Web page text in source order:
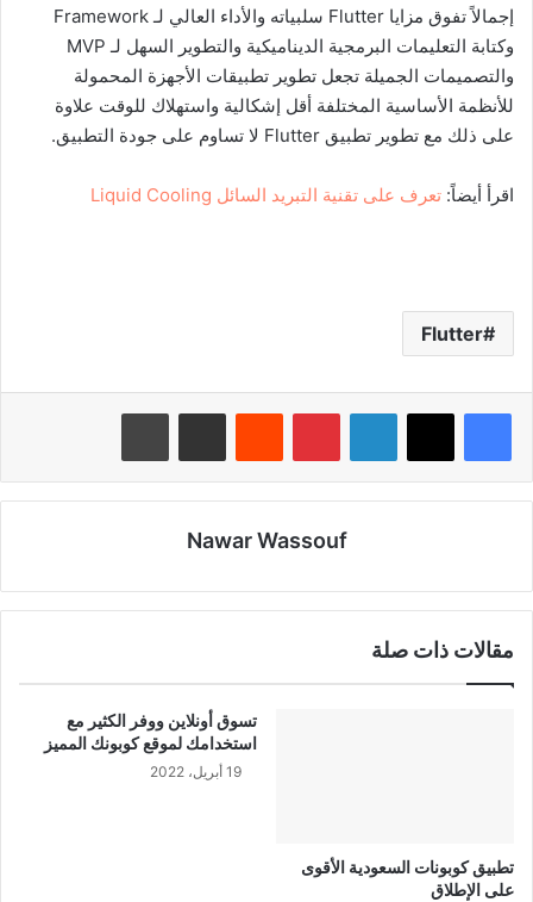
إجمالاً تفوق مزايا Flutter سلبياته والأداء العالي لـ Framework
وكتابة التعليمات البرمجية الديناميكية والتطوير السهل لـ MVP
والتصميمات الجميلة تجعل تطوير تطبيقات الأجهزة المحمولة
للأنظمة الأساسية المختلفة أقل إشكالية واستهلاك للوقت علاوة
على ذلك مع تطوير تطبيق Flutter لا تساوم على جودة التطبيق.
اقرأ أيضاً: تعرف على تقنية التبريد السائل Liquid Cooling
Flutter
لينكدإن بينتيريست
Nawar Wassouf
مقالات ذات صلة
تطبيق كوبونات السعودية الأقوى
على الإطلاق
تسوق أونلاين ووفر الكثير مع
استخدامك لموقع كوبونك المميز
19 أبريل، 2022